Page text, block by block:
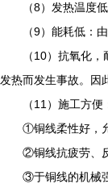
（8）发热温度低
（9）能耗低：由
（10）抗氧化，耐
发热而发生事故。因
（11）施工方便
①铜线柔性好，允
②铜线抗疲劳、反
③于铜线的机械强